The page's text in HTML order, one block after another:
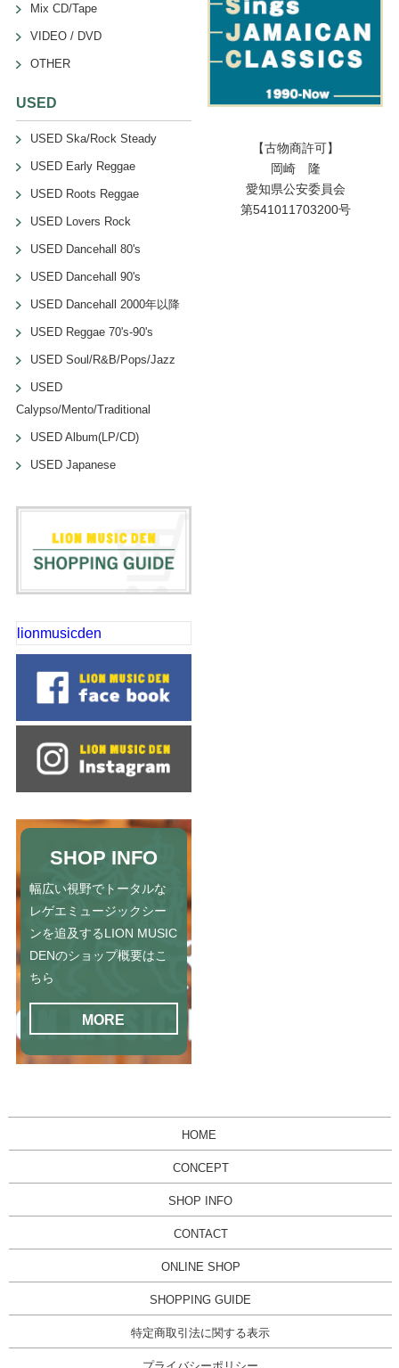
Mix CD/Tape
VIDEO / DVD
OTHER
USED
USED Ska/Rock Steady
USED Early Reggae
USED Roots Reggae
USED Lovers Rock
USED Dancehall 80's
USED Dancehall 90's
USED Dancehall 2000年以降
USED Reggae 70's-90's
USED Soul/R&B/Pops/Jazz
USED
Calypso/Mento/Traditional
USED Album(LP/CD)
USED Japanese
lionmusicden
SHOP INFO
幅広い視野でトータルな
レゲエミュージックシー
ンを追及するLION MUSIC
DENのショップ概要はこ
ちら
MORE
【古物商許可】
岡崎 隆
愛知県公安委員会
第541011703200号
HOME
CONCEPT
SHOP INFO
CONTACT
ONLINE SHOP
SHOPPING GUIDE
特定商取引法に関する表示